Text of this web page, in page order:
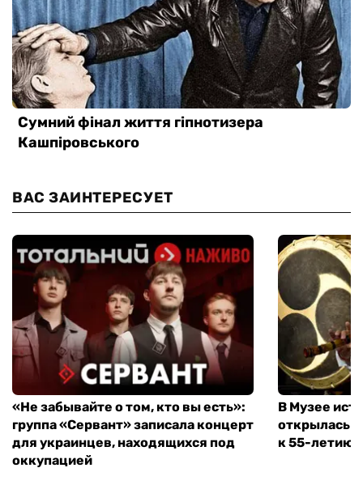
ВАС ЗАИНТЕРЕСУЕТ
«Не забывайте о том, кто вы есть»:
группа «Сервант» записала концерт
для украинцев, находящихся под
оккупацией
В Музее
открылась
к 55-летию